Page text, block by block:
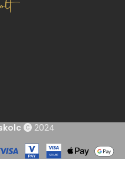
2024